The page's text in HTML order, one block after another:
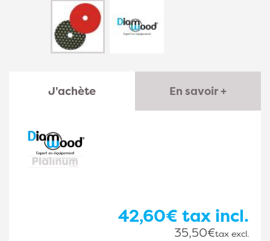
J'achète En savoir +
42,60€ tax incl.
35,50€tax excl.